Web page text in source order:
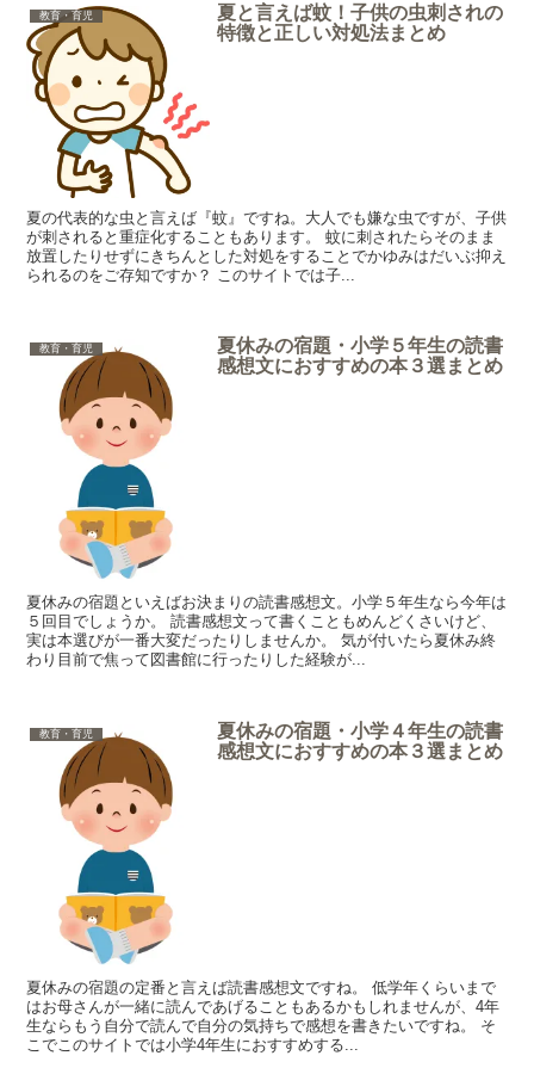
教育・育児
夏と言えば蚊！子供の虫刺されの
特徴と正しい対処法まとめ
夏の代表的な虫と言えば『蚊』ですね。大人でも嫌な虫ですが、子供
が刺されると重症化することもあります。 蚊に刺されたらそのまま
放置したりせずにきちんとした対処をすることでかゆみはだいぶ抑え
られるのをご存知ですか？ このサイトでは子...
教育・育児
夏休みの宿題・小学５年生の読書
感想文におすすめの本３選まとめ
夏休みの宿題といえばお決まりの読書感想文。小学５年生なら今年は
５回目でしょうか。 読書感想文って書くこともめんどくさいけど、
実は本選びが一番大変だったりしませんか。 気が付いたら夏休み終
わり目前で焦って図書館に行ったりした経験が...
教育・育児
夏休みの宿題・小学４年生の読書
感想文におすすめの本３選まとめ
夏休みの宿題の定番と言えば読書感想文ですね。 低学年くらいまで
はお母さんが一緒に読んであげることもあるかもしれませんが、4年
生ならもう自分で読んで自分の気持ちで感想を書きたいですね。 そ
こでこのサイトでは小学4年生におすすめする...